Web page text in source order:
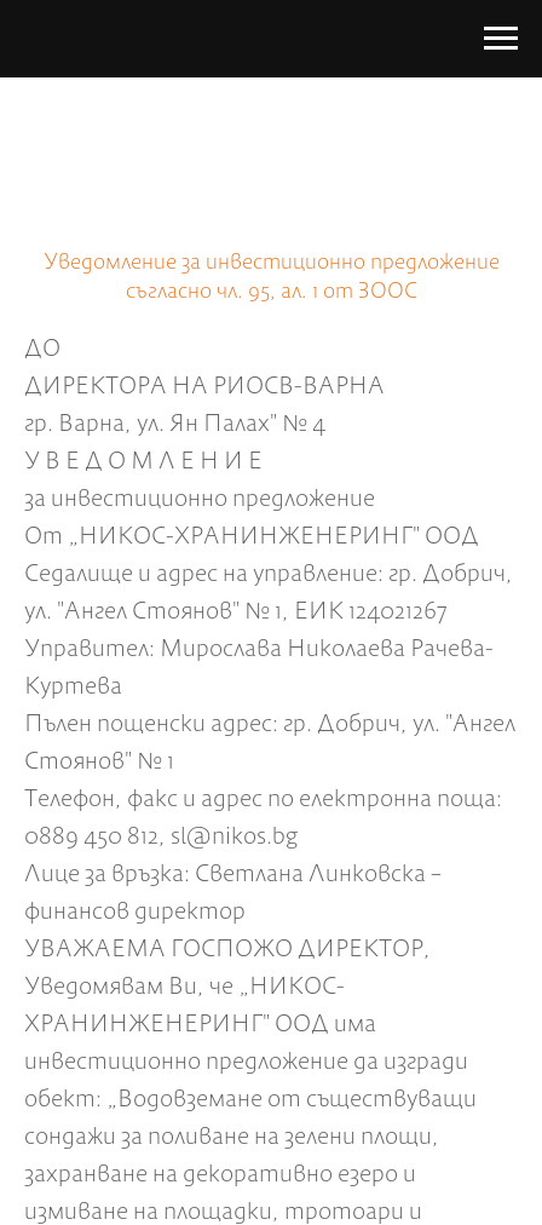
Уведомление за инвестиционно предложение
съгласно чл. 95, ал. 1 от ЗООС
ДО
ДИРЕКТОРА НА РИОСВ-ВАРНА
гр. Варна, ул. Ян Палах" № 4
У В Е Д О М Л Е Н И Е
за инвестиционно предложение
От „НИКОС-ХРАНИНЖЕНЕРИНГ" ООД
Седалище и адрес на управление: гр. Добрич,
ул. "Ангел Стоянов" № 1, ЕИК 124021267
Управител: Мирослава Николаева Рачева-
Куртева
Пълен пощенски адрес: гр. Добрич, ул. "Ангел
Стоянов" № 1
Телефон, факс и адрес по електронна поща:
0889 450 812, sl@nikos.bg
Лице за връзка: Светлана Линковска –
финансов директор
УВАЖАЕМА ГОСПОЖО ДИРЕКТОР,
Уведомявам Ви, че „НИКОС-
ХРАНИНЖЕНЕРИНГ" ООД има
инвестиционно предложение да изгради
обект: „Водовземане от съществуващи
сондажи за поливане на зелени площи,
захранване на декоративно езеро и
измиване на площадки, тротоари и